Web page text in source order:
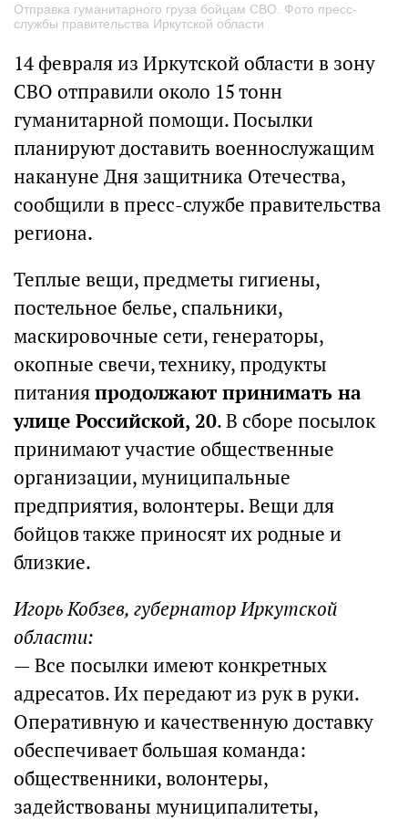
Отправка гуманитарного груза бойцам СВО. Фото пресс-
службы правительства Иркутской области
14 февраля из Иркутской области в зону
СВО отправили около 15 тонн
гуманитарной помощи. Посылки
планируют доставить военнослужащим
накануне Дня защитника Отечества,
сообщили в пресс-службе правительства
региона.
Теплые вещи, предметы гигиены,
постельное белье, спальники,
маскировочные сети, генераторы,
окопные свечи, технику, продукты
питанияпродолжают принимать на
улице Российской, 20. В сборе посылок
принимают участие общественные
организации, муниципальные
предприятия, волонтеры. Вещи для
бойцов также приносят их родные и
близкие.
Игорь Кобзев, губернатор Иркутской
области:
— Все посылки имеют конкретных
адресатов. Их передают из рук в руки.
Оперативную и качественную доставку
обеспечивает большая команда:
общественники, волонтеры,
задействованы муниципалитеты,